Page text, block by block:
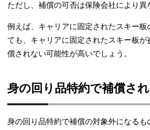
ただし、補償の可否は保険会社により異
例えば、キャリアに固定されたスキー板
ても、キャリアに固定されたスキー板が
償されない可能性が高いでしょう。
身の回り品特約で補償さ
身の回り品特約で補償の対象外になるも